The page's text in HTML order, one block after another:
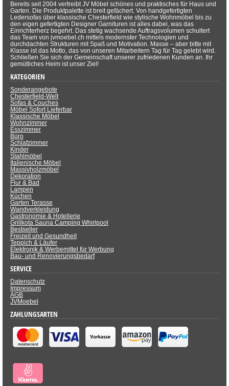
Bereits seit 2004 vertreibt JV Möbel schönes und praktisches für Haus und
Garten. Die Produktpalette ist breit gefächert. Von handgefertigten
Ledersofas über klassische Chesterfield wie stylische Wohnmöbel bis zu
den eigen gefertigten Designer Garnituren ist alles dabei, was das
Einrichterherz begehrt. Das stetig wachsende Auftragsvolumen schultert
das Team von jvmoebel.ch mittels modernster Technologien und
durchdachten Strukturen mit Spaß und Motivation. Masse – aber bitte mit
Klasse ist das Motto, das von unseren Mitarbeitern Tag für Tag gelebt wird.
Schließen Sie sich der Gemeinschaft unserer zufriedenen Kunden an. Ihr
gemütliches Heim ist unser Ziel!
KATEGORIEN
Sonderangebote
Chesterfield-Welt
Sofas & Couches
Möbel Sofort Lieferbar
Klassische Möbel
Wohnzimmer
Esszimmer
Büro
Schlafzimmer
Kinder
Stahlmöbel
Italienische Möbel
Massivholzmöbel
Dekoration
Flur & Bad
Lampen
Küchen
Garten Terasse
Wandverkleidung
Gastronomie & Hotellerie
Grillkota Sauna Camping Whirlpool
Bestseller
Freizeit und Gesundheit
Teppich & Läufer
Elektronik & Werbemittel für Werbung
Bau- und Renovierungsbedarf
SERVICE
Datenschutz
Impressum
AGB
JVMoebel
ZAHLUNGSARTEN